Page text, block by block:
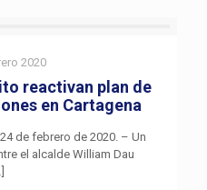
2020
reactivan plan de
en Cartagena
de febrero de 2020. – Un
el alcalde William Dau